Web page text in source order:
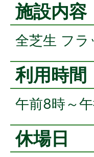
施設内容
全芝生 フ
利用時間
午前8時～
休場日